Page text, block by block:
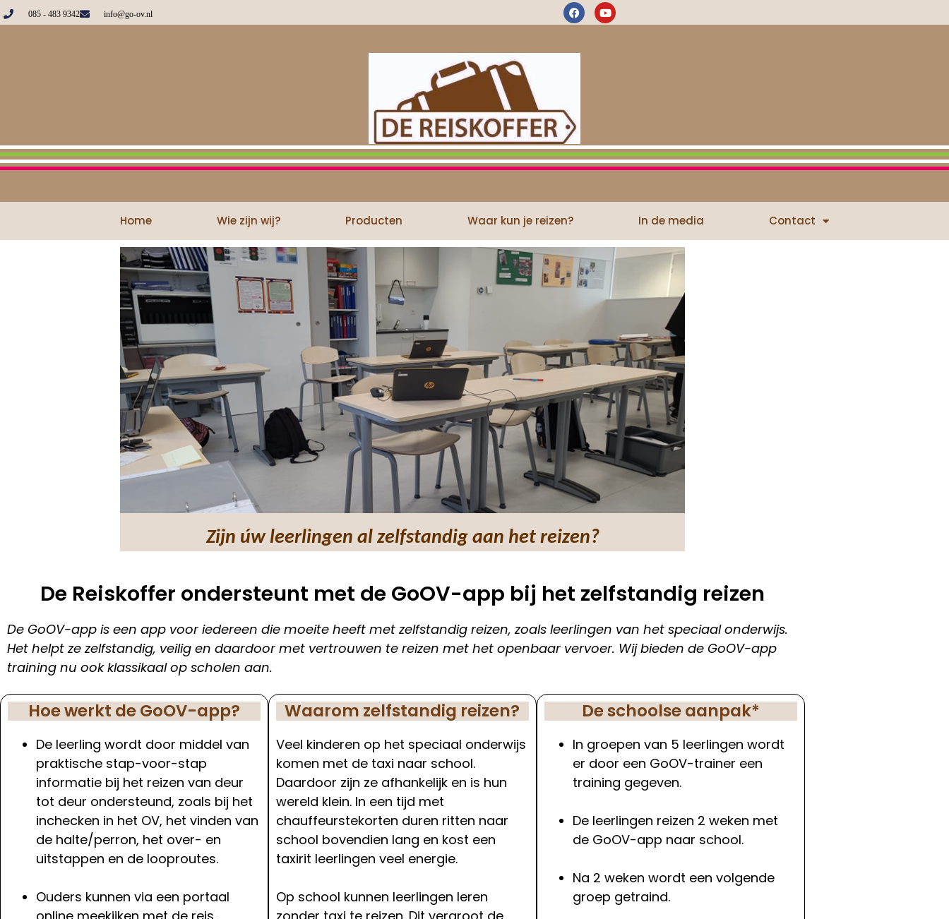
085 - 483 9342 info@go-ov.nl
Home Wie zijn wij? Producten Waar kun je reizen? In de media Contact
Zijn úw leerlingen al zelfstandig aan het reizen?
De Reiskoffer ondersteunt met de GoOV-app bij het zelfstandig reizen
De GoOV-app is een app voor iedereen die moeite heeft met zelfstandig reizen, zoals leerlingen van het speciaal onderwijs.
Het helpt ze zelfstandig, veilig en daardoor met vertrouwen te reizen met het openbaar vervoer. Wij bieden de GoOV-app
training nu ook klassikaal op scholen aan.
Hoe werkt de GoOV-app?
De leerling wordt door middel van
praktische stap-voor-stap
informatie bij het reizen van deur
tot deur ondersteund, zoals bij het
inchecken in het OV, het vinden van
de halte/perron, het over- en
uitstappen en de looproutes.
Ouders kunnen via een portaal
Waarom zelfstandig reizen?
Veel kinderen op het speciaal onderwijs
komen met de taxi naar school.
Daardoor zijn ze afhankelijk en is hun
wereld klein. In een tijd met
chauffeurstekorten duren ritten naar
school bovendien lang en kost een
taxirit leerlingen veel energie.
Op school kunnen leerlingen leren
De schoolse aanpak*
In groepen van 5 leerlingen wordt
er door een GoOV-trainer een
training gegeven.
De leerlingen reizen 2 weken met
de GoOV-app naar school.
Na 2 weken wordt een volgende
groep getraind.